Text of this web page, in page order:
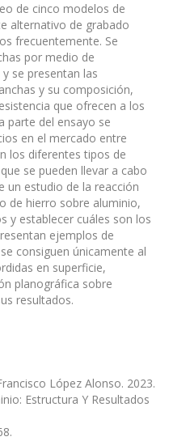
de cinco modelos de
alternativo de grabado
frecuentemente. Se
por medio de
se presentan las
y su composición,
que ofrecen a los
parte del ensayo se
en el mercado entre
los diferentes tipos de
se pueden llevar a cabo
un estudio de la reacción
de hierro sobre aluminio,
y establecer cuáles son los
ejemplos de
consiguen únicamente al
en superficie,
planográfica sobre
resultados.
López Alonso. 2023.
Estructura Y Resultados